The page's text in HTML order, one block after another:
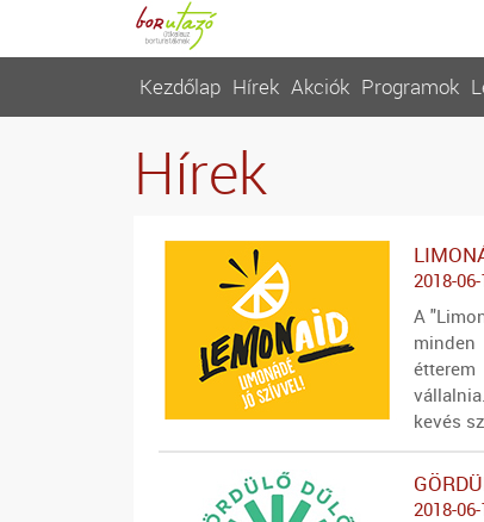
Kezdőlap Hírek Akciók Programok
Hírek
2018-
A
kevés
2018-